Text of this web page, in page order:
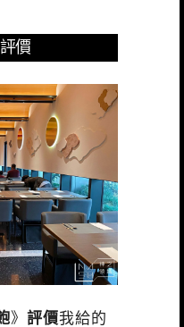
價
》 評價我給的